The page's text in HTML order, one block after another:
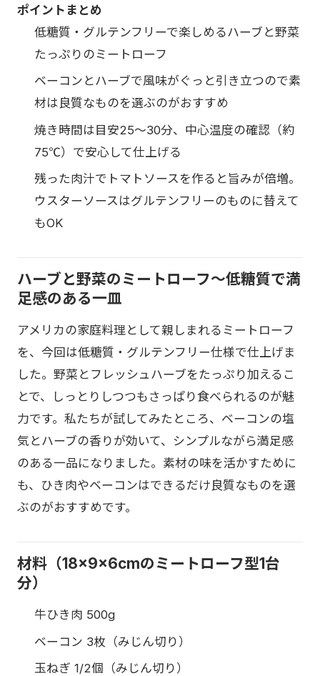
ポイントまとめ
低糖質・グルテンフリーで楽しめるハーブと野菜
たっぷりのミートローフ
ベーコンとハーブで風味がぐっと引き立つので素
材は良質なものを選ぶのがおすすめ
焼き時間は目安25〜30分、中心温度の確認（約
75℃）で安心して仕上げる
残った肉汁でトマトソースを作ると旨みが倍増。
ウスターソースはグルテンフリーのものに替えて
もOK
ハーブと野菜のミートローフ〜低糖質で満
足感のある一皿
アメリカの家庭料理として親しまれるミートローフ
を、今回は低糖質・グルテンフリー仕様で仕上げま
した。野菜とフレッシュハーブをたっぷり加えるこ
とで、しっとりしつつもさっぱり食べられるのが魅
力です。私たちが試してみたところ、ベーコンの塩
気とハーブの香りが効いて、シンプルながら満足感
のある一品になりました。素材の味を活かすために
も、ひき肉やベーコンはできるだけ良質なものを選
ぶのがおすすめです。
材料（18×9×6cmのミートローフ型1台
分）
牛ひき肉 500g
ベーコン 3枚（みじん切り）
玉ねぎ 1/2個（みじん切り）